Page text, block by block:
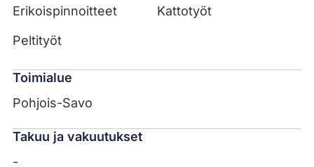
Erikoispinnoitteet
Kattotyöt
Peltityöt
Toimialue
Pohjois-Savo
Takuu ja vakuutukset
-